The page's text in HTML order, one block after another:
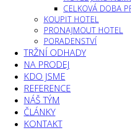
CELKOVÁ DOBA
KOUPIT HOTEL
PRONAJMOUT HOTEL
PORADENSTVÍ
TRŽNÍ ODHADY
NA PRODEJ
KDO JSME
REFERENCE
NÁŠ TÝM
ČLÁNKY
KONTAKT